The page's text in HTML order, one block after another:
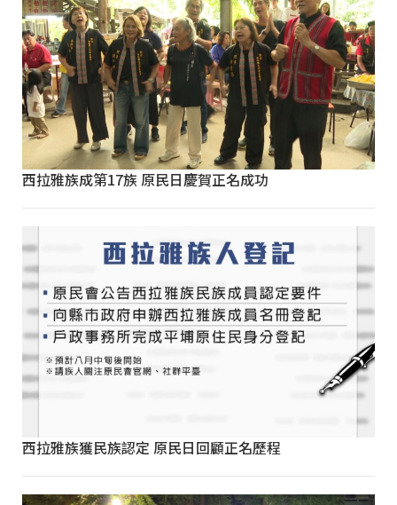
西拉雅族成第17族 原民日慶賀正名成功
西拉雅族獲民族認定 原民日回顧正名歷程